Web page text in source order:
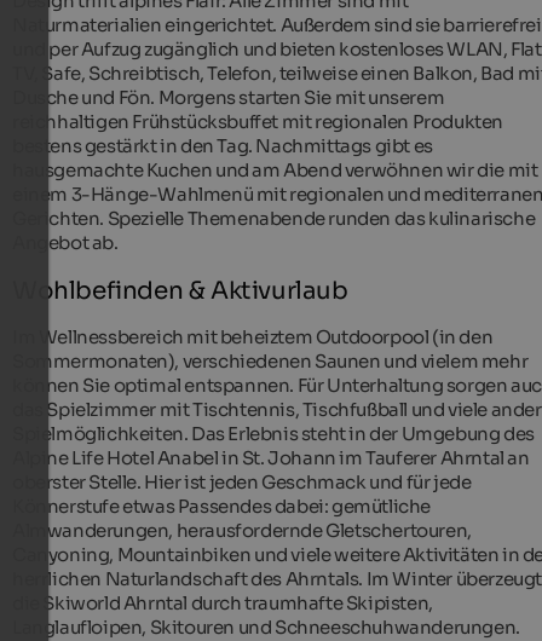
Naturmaterialien eingerichtet. Außerdem sind sie barrierefrei
und per Aufzug zugänglich und bieten kostenloses WLAN,
TV, Safe, Schreibtisch, Telefon, teilweise einen Balkon, Bad
Dusche und Fön. Morgens starten Sie mit unserem
reichhaltigen Frühstücksbuffet mit regionalen Produkten
bestens gestärkt in den Tag. Nachmittags gibt es
hausgemachte Kuchen und am Abend verwöhnen wir die mit
einem 3-Hänge-Wahlmenü mit regionalen und
Gerichten. Spezielle Themenabende runden das kulinarische
Angebot ab.
Wohlbefinden & Aktivurlaub
Im Wellnessbereich mit beheiztem Outdoorpool (in den
Sommermonaten), verschiedenen Saunen und vielem mehr
können Sie optimal entspannen. Für Unterhaltung sorgen
das Spielzimmer mit Tischtennis, Tischfußball und viele
Spielmöglichkeiten. Das Erlebnis steht in der Umgebung des
Alpine Life Hotel Anabel in St. Johann im Tauferer Ahrntal an
oberster Stelle. Hier ist jeden Geschmack und für jede
Könnerstufe etwas Passendes dabei: gemütliche
Almwanderungen, herausfordernde Gletschertouren,
Canyoning, Mountainbiken und viele weitere Aktivitäten in
herrlichen Naturlandschaft des Ahrntals. Im Winter überzeugt
die Skiworld Ahrntal durch traumhafte Skipisten,
Langlaufloipen, Skitouren und Schneeschuhwanderungen.